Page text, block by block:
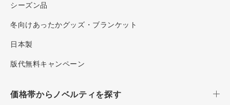
シーズン品
冬向けあったかグッズ・ブランケット
日本製
版代無料キャンペーン
価格帯からノベルティを探す